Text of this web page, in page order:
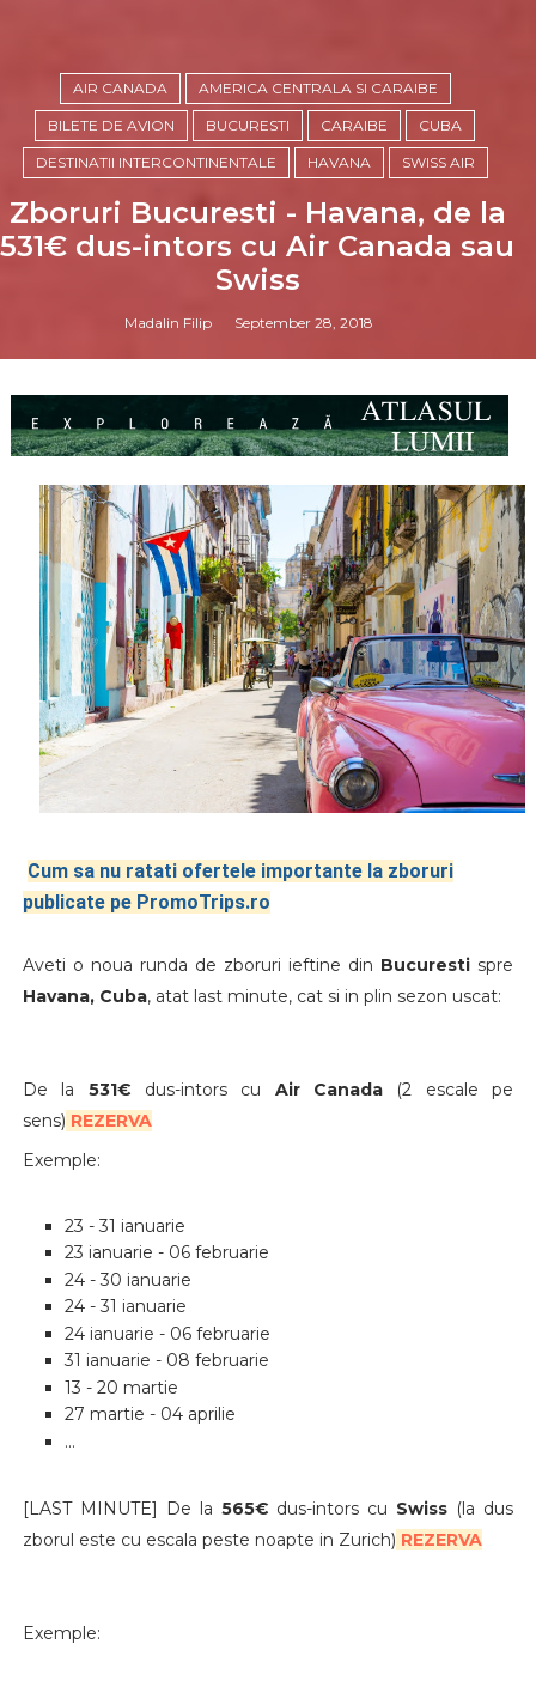
AIR CANADA AMERICA CENTRALA SI CARAIBE
BILETE DE AVION BUCURESTI CARAIBE CUBA
DESTINATII INTERCONTINENTALE HAVANA SWISS AIR
Zboruri Bucuresti - Havana, de la
531€ dus-intors cu Air Canada sau
Swiss
Madalin Filip September 28, 2018
Cum sa nu ratati ofertele importante la zboruri
publicate pe PromoTrips.ro
Aveti o noua runda de zboruri ieftine din Bucuresti spre
Havana, Cuba, atat last minute, cat si in plin sezon uscat:
De la 531€ dus-intors cu Air Canada (2 escale pe
sens) REZERVA
Exemple:
23 - 31 ianuarie
23 ianuarie - 06 februarie
24 - 30 ianuarie
24 - 31 ianuarie
24 ianuarie - 06 februarie
31 ianuarie - 08 februarie
13 - 20 martie
27 martie - 04 aprilie
...
[LAST MINUTE] De la 565€ dus-intors cu Swiss (la dus
zborul este cu escala peste noapte in Zurich) REZERVA
Exemple: